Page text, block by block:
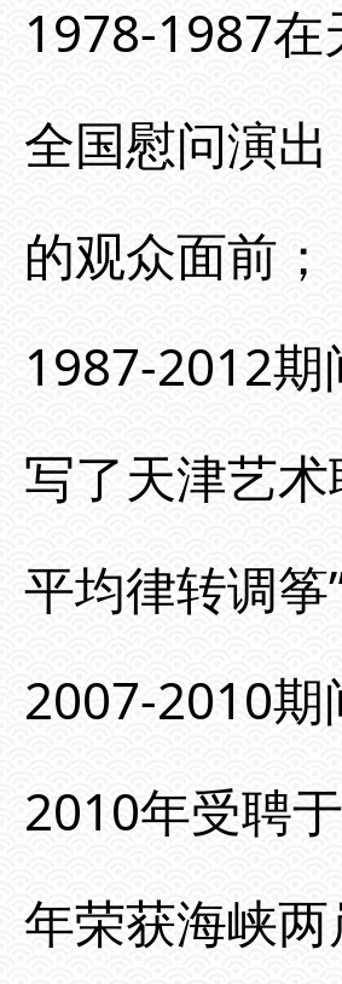
1978-1987
全国慰问演
的观众面前；
1987-2012期
写了天津艺
平均律转调
2007-2010期
2010年受聘
年荣获海峡